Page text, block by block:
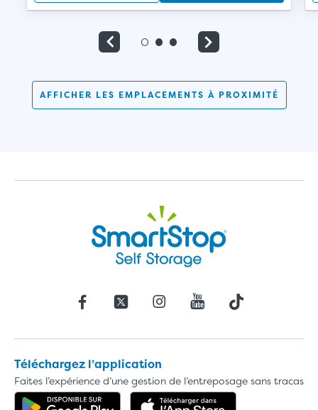
AFFICHER LES EMPLACEMENTS À PROXIMITÉ
Téléchargez l’application
Faites l’expérience d’une gestion de l’entreposage sans tracas
Obtenez l'application dans Google